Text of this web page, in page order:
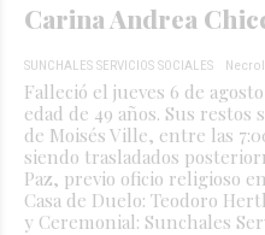
Carina Andrea
SUNCHALES SERVICIOS SOCIALES
Falleció el jueves 6 de
edad de 49 años. Sus restos
de Moisés Ville, entre las
siendo trasladados
Paz, previo oficio religioso
Casa de Duelo: Teodoro
y Ceremonial: Sunchales